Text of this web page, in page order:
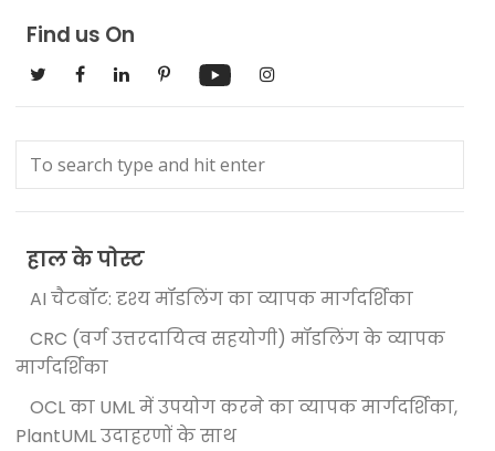
Find us On
हाल के पोस्ट
AI चैटबॉट: दृश्य मॉडलिंग का व्यापक मार्गदर्शिका
CRC (वर्ग उत्तरदायित्व सहयोगी) मॉडलिंग के व्यापक
मार्गदर्शिका
OCL का UML में उपयोग करने का व्यापक मार्गदर्शिका,
PlantUML उदाहरणों के साथ